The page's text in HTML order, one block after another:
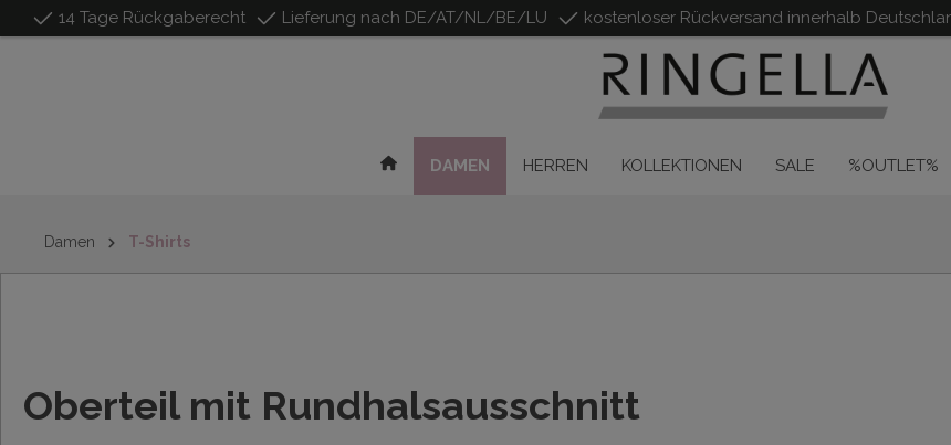
springen
14 Tage Rückgaberecht Lieferung nach DE/AT/NL/BE/LU kostenloser Rückversand innerhalb
DAMEN HERREN KOLLEKTIONEN SALE %OUTLET%
Damen T-Shirts
Oberteil mit Rundhalsausschnitt